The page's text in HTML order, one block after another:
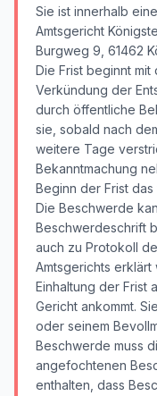
Sie ist innerhalb
Amtsgericht
Burgweg 9, 61462
Die Frist beginnt
Verkündung der
durch öffentliche
sie, sobald nach
weitere Tage
Bekanntmachung
Beginn der Frist
Die Beschwerde
Beschwerdeschrift
auch zu Protokoll
Amtsgerichts
Einhaltung der Frist
Gericht ankommt.
oder seinem
Beschwerde muss
angefochtenen
enthalten, dass